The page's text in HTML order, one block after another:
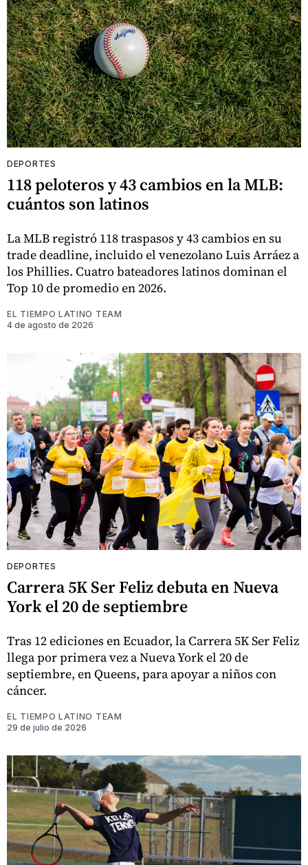
DEPORTES
118 peloteros y 43 cambios en la MLB:
cuántos son latinos
La MLB registró 118 traspasos y 43 cambios en su
trade deadline, incluido el venezolano Luis Arráez a
los Phillies. Cuatro bateadores latinos dominan el
Top 10 de promedio en 2026.
EL TIEMPO LATINO TEAM
4 de agosto de 2026
DEPORTES
Carrera 5K Ser Feliz debuta en Nueva
York el 20 de septiembre
Tras 12 ediciones en Ecuador, la Carrera 5K Ser Feliz
llega por primera vez a Nueva York el 20 de
septiembre, en Queens, para apoyar a niños con
cáncer.
EL TIEMPO LATINO TEAM
29 de julio de 2026